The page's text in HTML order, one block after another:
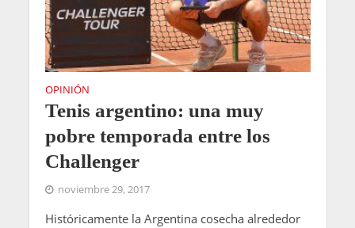
OPINIÓN
Tenis argentino: una muy
pobre temporada entre los
Challenger
noviembre 29, 2017
Históricamente la Argentina cosecha alrededor